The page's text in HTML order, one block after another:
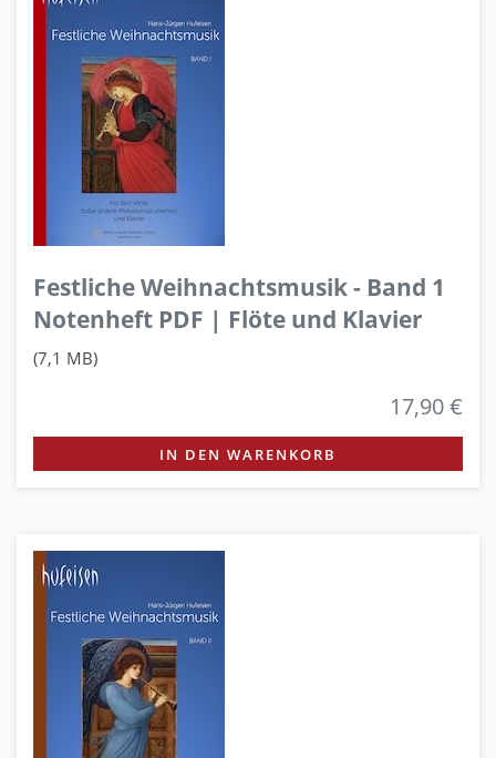
Festliche Weihnachtsmusik - Band 1
Notenheft PDF | Flöte und Klavier
(7,1 MB)
17,90 €
IN DEN WARENKORB